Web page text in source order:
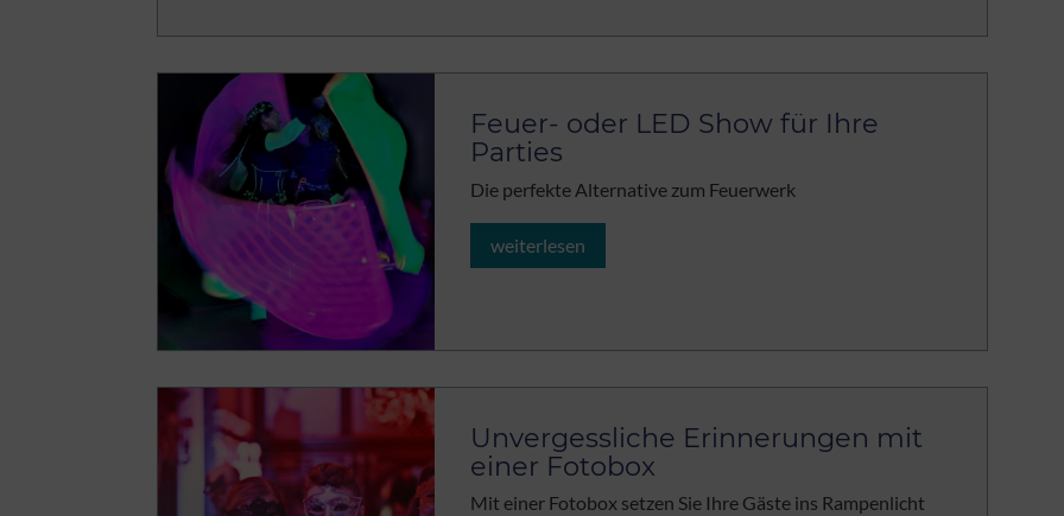
Feuer- oder LED Show für Ihre
Parties
Die perfekte Alternative zum Feuerwerk
weiterlesen
Unvergessliche Erinnerungen mit
einer Fotobox
Mit einer Fotobox setzen Sie Ihre Gäste ins Rampenlicht